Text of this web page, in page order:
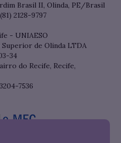
Brasil II, Olinda, PE/Brasil
2128-9797
- UNIAESO
Superior de Olinda LTDA
34
do Recife, Recife,
7536
no Sistema do e-MEC